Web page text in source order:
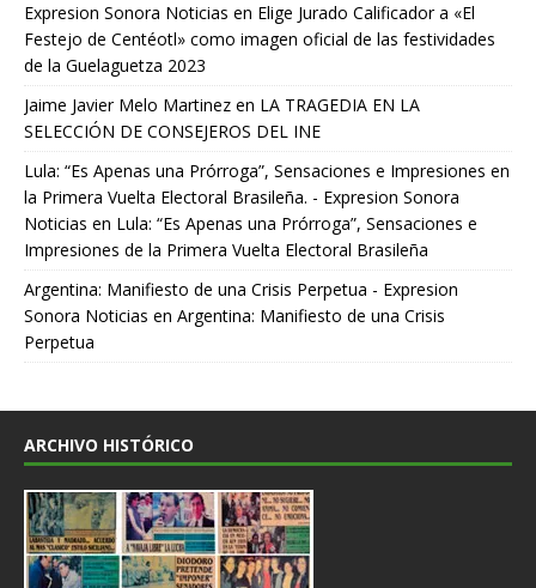
Expresion Sonora Noticias en Elige Jurado Calificador a «El
Festejo de Centéotl» como imagen oficial de las festividades
de la Guelaguetza 2023
Jaime Javier Melo Martinez en LA TRAGEDIA EN LA
SELECCIÓN DE CONSEJEROS DEL INE
Lula: “Es Apenas una Prórroga”, Sensaciones e Impresiones en
la Primera Vuelta Electoral Brasileña. - Expresion Sonora
Noticias en Lula: “Es Apenas una Prórroga”, Sensaciones e
Impresiones de la Primera Vuelta Electoral Brasileña
Argentina: Manifiesto de una Crisis Perpetua - Expresion
Sonora Noticias en Argentina: Manifiesto de una Crisis
Perpetua
ARCHIVO HISTÓRICO